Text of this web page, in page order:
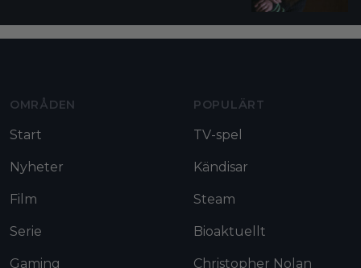
OMRÅDEN
Start
Nyheter
Film
Serie
Gaming
POPULÄRT
TV-spel
Kändisar
Steam
Bioaktuellt
Christopher Nolan